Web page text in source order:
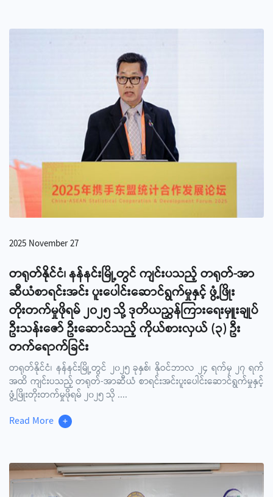
2025 November 27
တရုတ်နိုင်ငံ၊ နန်နင်းမြို့တွင် ကျင်းပသည့် တရုတ်-အာ
ဆီယံစာရင်းအင်း ပူးပေါင်းဆောင်ရွက်မှုနှင့် ဖွံ့ဖြိုး
တိုးတက်မှုဖိုရမ် ၂၀၂၅ သို့ ဒုတိယညွှန်ကြားရေးမှူးချုပ်
ဦးသန်းဇော် ဦးဆောင်သည့် ကိုယ်စားလှယ် (၃) ဦး
တက်ရောက်ခြင်း
တရုတ်နိုင်ငံ၊ နန်နင်းမြို့တွင် ၂၀၂၅ ခုနှစ်၊ နိုဝင်ဘာလ ၂၄ ရက်မှ ၂၇ ရက်
အထိ ကျင်းပသည့် တရုတ်-အာဆီယံ စာရင်းအင်းပူးပေါင်းဆောင်ရွက်မှုနှင့်
ဖွံ့ဖြိုးတိုးတက်မှုဖိုရမ် ၂၀၂၅ သို ....
Read More +